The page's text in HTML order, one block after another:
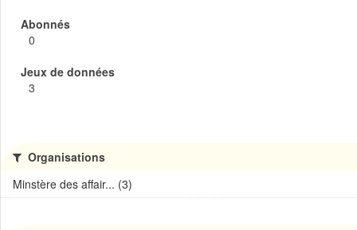
Abonnés
0
Jeux de données
3
Organisations
Minstère des affair... (3)